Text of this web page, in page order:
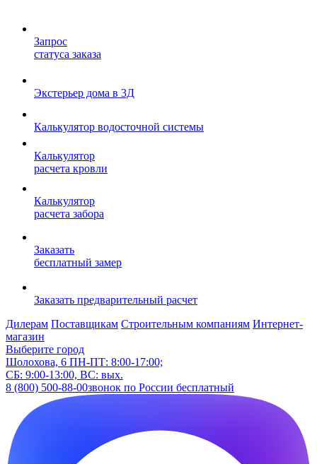
Запрос
статуса заказа
Экстерьер дома в 3Д
Калькулятор водосточной системы
Калькулятор
расчета кровли
Калькулятор
расчета забора
Заказать
бесплатный замер
Заказать предварительный расчет
Дилерам Поставщикам Строительным компаниям Интернет-
магазин
Выберите город
Шолохова, 6 ПН-ПТ: 8:00-17:00;
СБ: 9:00-13:00, ВС: вых.
8 (800) 500-88-00звонок по России бесплатный